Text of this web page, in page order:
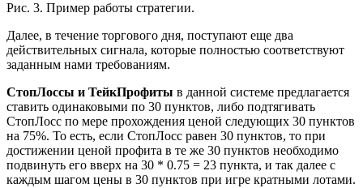
Рис. 3. Пример работы стратегии.
Далее, в течение торгового дня, поступают еще два
действительных сигнала, которые полностью соответствуют
заданным нами требованиям.
СтопЛоссы и ТейкПрофиты в данной системе предлагается
ставить одинаковыми по 30 пунктов, либо подтягивать
СтопЛосс по мере прохождения ценой следующих 30 пунктов
на 75%. То есть, если СтопЛосс равен 30 пунктов, то при
достижении ценой профита в те же 30 пунктов необходимо
подвинуть его вверх на 30 * 0.75 = 23 пункта, и так далее с
каждым шагом цены в 30 пунктов при игре кратными лотами.